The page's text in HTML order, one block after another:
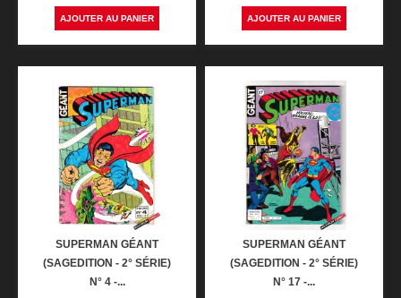
AJOUTER AU PANIER AJOUTER AU PANIER
SUPERMAN GÉANT
(SAGEDITION - 2° SÉRIE)
N° 4 -...
SUPERMAN GÉANT
(SAGEDITION - 2° SÉRIE)
N° 17 -...